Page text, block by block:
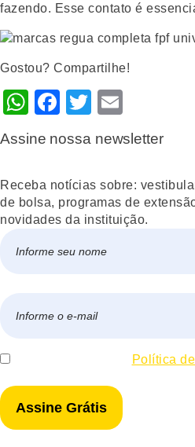
fazendo. Esse contato é
Gostou? Compartilhe!
WhatsApp
Facebook
Twitter
Assine nossa newsletter
Receba notícias sobre:
de bolsa, programas de
novidades da instituição.
mail
Consentir Política